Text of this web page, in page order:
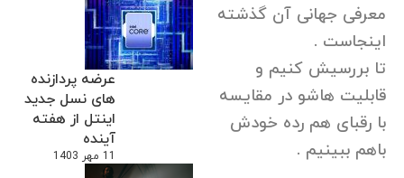
عرضه پردازنده
های نسل جدید
اینتل از هفته
آینده
11 مهر 1403
معرفی جهانی آن گذشته
اینجاست .
تا بررسیش کنیم و
قابلیت هاشو در مقایسه
با رقبای هم رده خودش
باهم ببینیم .